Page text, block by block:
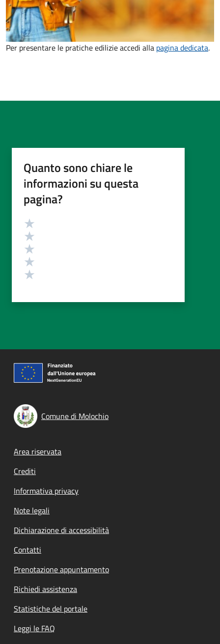
Per presentare le pratiche edilizie accedi alla pagina dedicata.
Quanto sono chiare le
informazioni su questa
pagina?
Valutazione
Comune di Molochio
Footer menu
Area riservata
Crediti
Informativa privacy
Note legali
Dichiarazione di accessibilità
Contatti
Prenotazione appuntamento
Richiedi assistenza
Statistiche del portale
Leggi le FAQ